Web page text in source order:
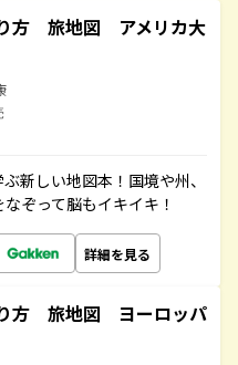
方 旅地図 アメリカ大
新しい地図本！国境や州、
ぞって脳もイキイキ！
詳細を見る
方 旅地図 ヨーロッパ